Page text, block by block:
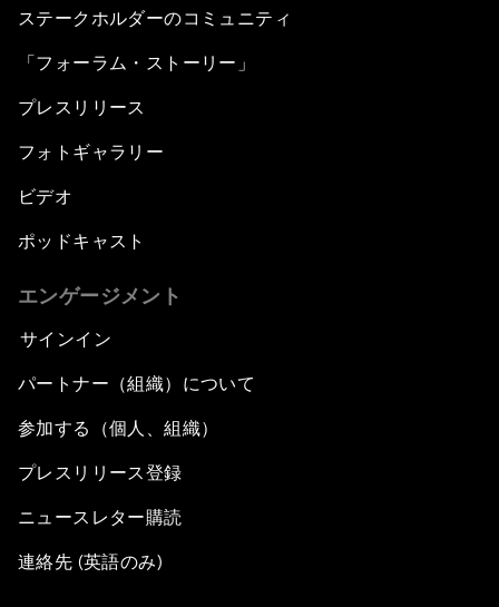
ステークホルダーのコミュニティ
「フォーラム・ストーリー」
プレスリリース
フォトギャラリー
ビデオ
ポッドキャスト
エンゲージメント
サインイン
パートナー（組織）について
参加する（個人、組織）
プレスリリース登録
ニュースレター購読
連絡先 (英語のみ)